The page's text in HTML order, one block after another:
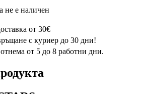
не е наличен
от 30€
с куриер до 30 дни!
от 5 до 8 работни дни.